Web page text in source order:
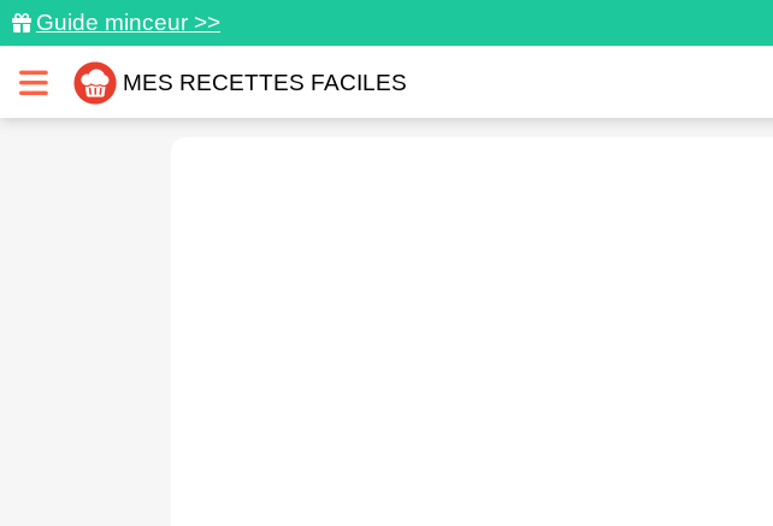
Guide minceur >>
MES RECETTES FACILES